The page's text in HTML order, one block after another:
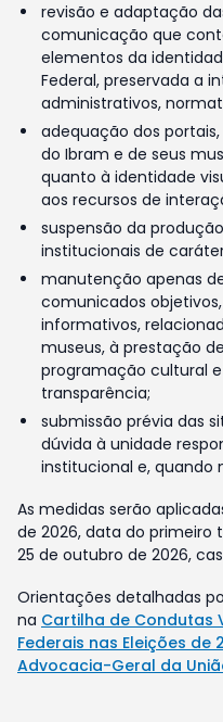
revisão e adaptação
comunicação que
elementos da
Federal, preservada a
administrativos,
adequação dos
do Ibram e de seus
quanto à identidade
aos recursos de
suspensão da
institucionais de
manutenção apenas
comunicados
informativos,
museus, à prestação
programação cultural
transparência;
submissão prévia das
dúvida à unidade
institucional e, quando
As medidas serão
de 2026, data do primeiro
25 de outubro de 2026,
Orientações detalhadas
na Cartilha de Condutas
Federais nas Eleições
Advocacia-Geral da